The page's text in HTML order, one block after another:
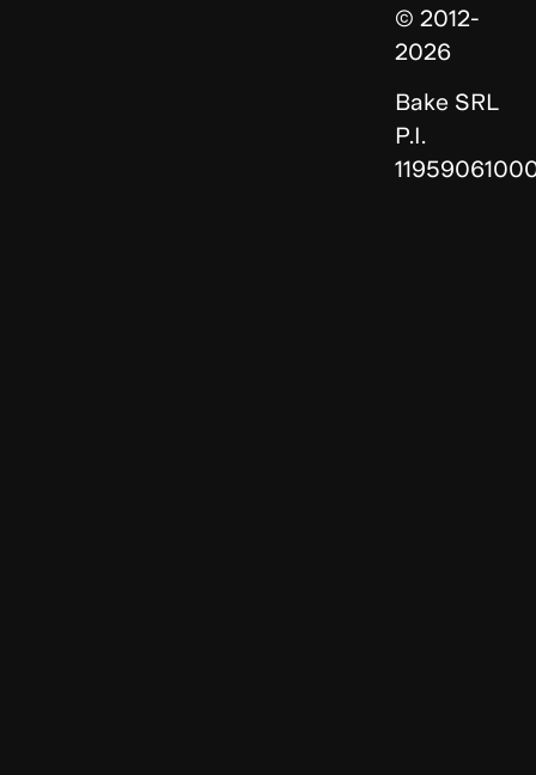
© 2012-
2026
Bake SRL
P.I.